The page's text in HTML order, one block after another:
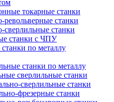
токарные станки
револьверные станки
сверлильные станки
станки с ЧПУ
по металлу
станки по металлу
сверлильные станки
сверлильные станки
фрезерные станки